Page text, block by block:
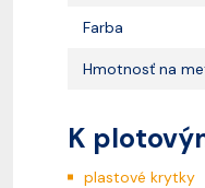
Farba
Hmotnosť na
K
plastové krytky